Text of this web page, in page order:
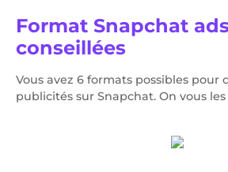
Format Snapchat
conseillées
Vous avez 6 formats possibles pour
publicités sur Snapchat. On vous